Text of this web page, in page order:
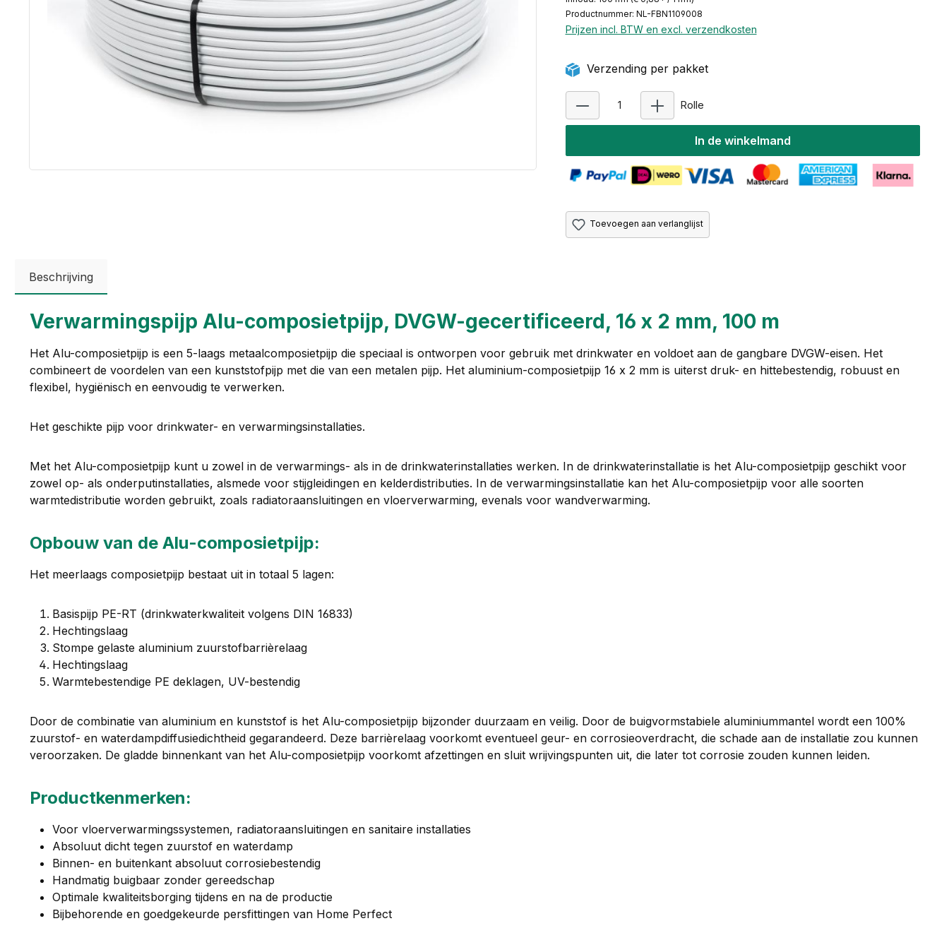
Productnummer: NL-FBN1109008
Prijzen incl. BTW en excl. verzendkosten
Verzending per pakket
Rolle
In de winkelmand
Toevoegen aan verlanglijst
Beschrijving
Verwarmingspijp Alu-composietpijp, DVGW-gecertificeerd, 16 x 2 mm, 100 m
Het Alu-composietpijp is een 5-laags metaalcomposietpijp die speciaal is ontworpen voor gebruik met drinkwater en voldoet aan de gangbare DVGW-eisen. Het
combineert de voordelen van een kunststofpijp met die van een metalen pijp. Het aluminium-composietpijp 16 x 2 mm is uiterst druk- en hittebestendig, robuust en
flexibel, hygiënisch en eenvoudig te verwerken.
Het geschikte pijp voor drinkwater- en verwarmingsinstallaties.
Met het Alu-composietpijp kunt u zowel in de verwarmings- als in de drinkwaterinstallaties werken. In de drinkwaterinstallatie is het Alu-composietpijp geschikt voor
zowel op- als onderputinstallaties, alsmede voor stijgleidingen en kelderdistributies. In de verwarmingsinstallatie kan het Alu-composietpijp voor alle soorten
warmtedistributie worden gebruikt, zoals radiatoraansluitingen en vloerverwarming, evenals voor wandverwarming.
Opbouw van de Alu-composietpijp:
Het meerlaags composietpijp bestaat uit in totaal 5 lagen:
Basispijp PE-RT (drinkwaterkwaliteit volgens DIN 16833)
Hechtingslaag
Stompe gelaste aluminium zuurstofbarrièrelaag
Hechtingslaag
Warmtebestendige PE deklagen, UV-bestendig
Door de combinatie van aluminium en kunststof is het Alu-composietpijp bijzonder duurzaam en veilig. Door de buigvormstabiele aluminiummantel wordt een 100%
zuurstof- en waterdampdiffusiedichtheid gegarandeerd. Deze barrièrelaag voorkomt eventueel geur- en corrosieoverdracht, die schade aan de installatie zou kunnen
veroorzaken. De gladde binnenkant van het Alu-composietpijp voorkomt afzettingen en sluit wrijvingspunten uit, die later tot corrosie zouden kunnen leiden.
Productkenmerken:
Voor vloerverwarmingssystemen, radiatoraansluitingen en sanitaire installaties
Absoluut dicht tegen zuurstof en waterdamp
Binnen- en buitenkant absoluut corrosiebestendig
Handmatig buigbaar zonder gereedschap
Optimale kwaliteitsborging tijdens en na de productie
Bijbehorende en goedgekeurde persfittingen van Home Perfect